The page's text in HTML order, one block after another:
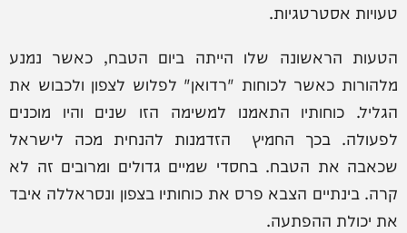
טעויות אסטרטגיות.
הטעות הראשונה שלו הייתה ביום הטבח, כאשר נמנע
מלהורות כאשר לכוחות "רדואן" לפלוש לצפון ולכבוש את
הגליל. כוחותיו התאמנו למשימה הזו שנים והיו מוכנים
לפעולה. בכך החמיץ הזדמנות להנחית מכה לישראל
שכאבה את הטבח. בחסדי שמיים גדולים ומרובים זה לא
קרה. בינתיים הצבא פרס את כוחותיו בצפון ונסראללה איבד
את יכולת ההפתעה.